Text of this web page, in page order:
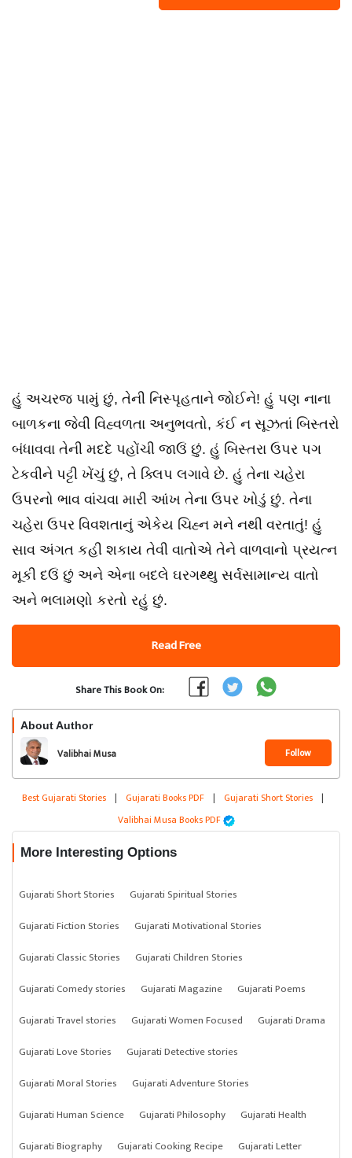
હું અચરજ પામું છું, તેની નિસ્પૃહતાને જોઈને! હું પણ નાના
બાળકના જેવી વિહ્વળતા અનુભવતો, કંઈ ન સૂઝતાં બિસ્તરો
બંધાવવા તેની મદદે પહોંચી જાઉં છું. હું બિસ્તરા ઉપર પગ
ટેકવીને પટ્ટી ખેંચું છું, તે ક્લિપ લગાવે છે. હું તેના ચહેરા
ઉપરનો ભાવ વાંચવા મારી આંખ તેના ઉપર ખોડું છું. તેના
ચહેરા ઉપર વિવશતાનું એકેય ચિહ્ન મને નથી વરતાતું! હું
સાવ અંગત કહી શકાય તેવી વાતોએ તેને વાળવાનો પ્રયત્ન
મૂકી દઉં છું અને એના બદલે ઘરગથ્થુ સર્વસામાન્ય વાતો
અને ભલામણો કરતો રહું છું.
Read Free
Share This Book On:
About Author
Valibhai Musa Follow
Best Gujarati Stories | Gujarati Books PDF | Gujarati Short Stories |
Valibhai Musa Books PDF
More Interesting Options
Gujarati Short Stories
Gujarati Spiritual Stories
Gujarati Fiction Stories
Gujarati Motivational Stories
Gujarati Classic Stories
Gujarati Children Stories
Gujarati Comedy stories
Gujarati Magazine
Gujarati Poems
Gujarati Travel stories
Gujarati Women Focused
Gujarati Drama
Gujarati Love Stories
Gujarati Detective stories
Gujarati Moral Stories
Gujarati Adventure Stories
Gujarati Human Science
Gujarati Philosophy
Gujarati Health
Gujarati Biography
Gujarati Cooking Recipe Gujarati Letter